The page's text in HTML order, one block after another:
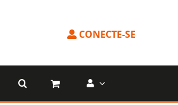
CONECTE-SE